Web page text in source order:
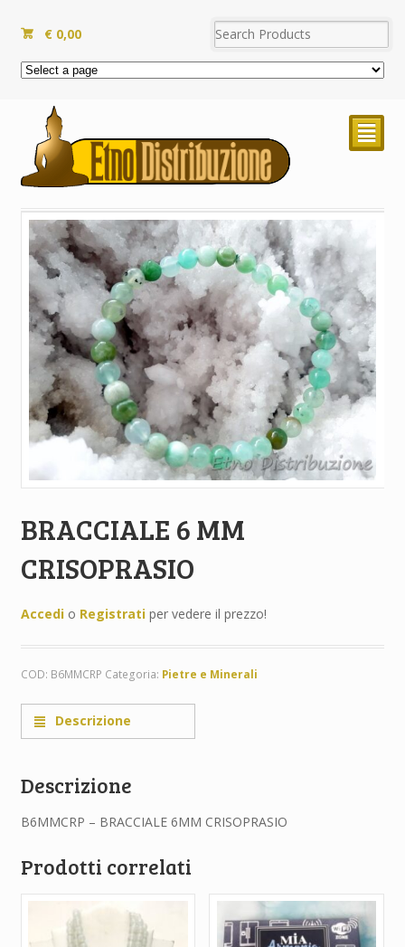
€ 0,00
²
BRACCIALE 6 MM
CRISOPRASIO
Accedio Registratiper vedere il prezzo!
COD: B6MMCRP Categoria: Pietre e Minerali
Descrizione
Descrizione
B6MMCRP – BRACCIALE 6MM CRISOPRASIO
Prodotti correlati